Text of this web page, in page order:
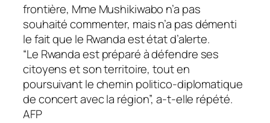
frontière, Mme Mushikiwabo n’a pas
souhaité commenter, mais n’a pas démenti
le fait que le Rwanda est état d’alerte.
“Le Rwanda est préparé à défendre ses
citoyens et son territoire, tout en
poursuivant le chemin politico-diplomatique
de concert avec la région”, a-t-elle répété.
AFP